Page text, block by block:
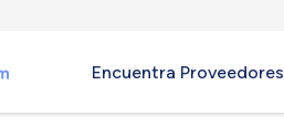
Encuentra Proveedores